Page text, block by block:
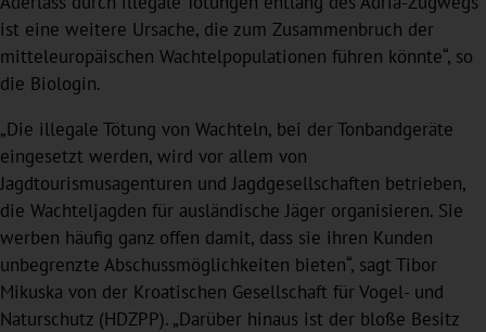
ist eine weitere Ursache, die zum Zusammenbruch der
mitteleuropäischen Wachtelpopulationen führen könnte“, so
die Biologin.
„Die illegale Tötung von Wachteln, bei der Tonbandgeräte
eingesetzt werden, wird vor allem von
Jagdtourismusagenturen und Jagdgesellschaften betrieben,
die Wachteljagden für ausländische Jäger organisieren. Sie
werben häufig ganz offen damit, dass sie ihren Kunden
unbegrenzte Abschussmöglichkeiten bieten“, sagt Tibor
Mikuska von der Kroatischen Gesellschaft für Vogel- und
Naturschutz (HDZPP). „Darüber hinaus ist der bloße Besitz